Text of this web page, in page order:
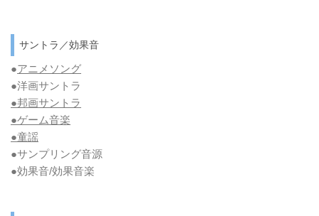
サントラ／効果音
●アニメソング
●洋画サントラ
●邦画サントラ
●ゲーム音楽
●童謡
●サンプリング音源
●効果音/効果音楽